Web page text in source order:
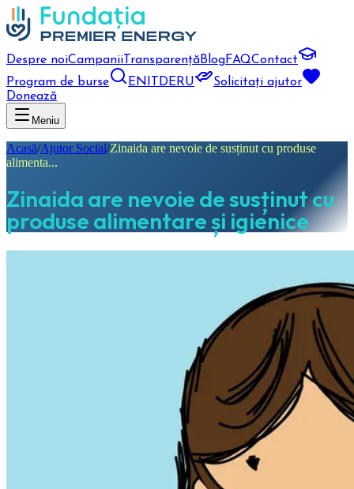
Despre noiCampanii TransparențăBlogFAQContact
Program de burse
EN DERU
Solicitați ajutor
Donează
Meniu
Acasă/Ajutor Social/Zinaida are nevoie de susținut cu produse
alimenta...
Zinaida are nevoie de susținut cu
produse alimentare și igienice